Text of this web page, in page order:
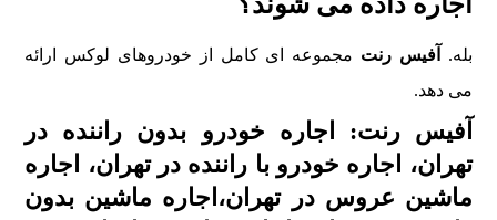
بله. آفیس رنت مجموعه ای کامل از خودروهای لوکس ارائه
می دهد.
آفیس رنت: اجاره خودرو بدون راننده در
تهران، اجاره خودرو با راننده در تهران، اجاره
ماشین عروس در تهران،اجاره ماشین بدون